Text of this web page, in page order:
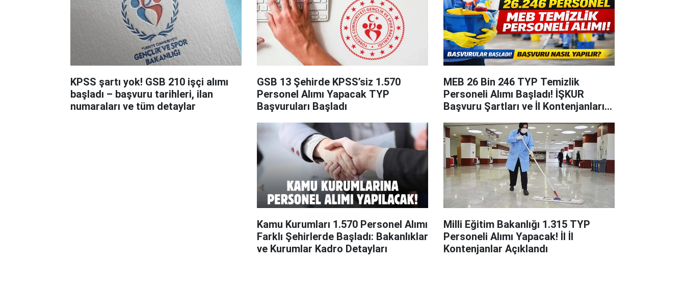
KPSS şartı yok! GSB 210 işçi alımı
başladı – başvuru tarihleri, ilan
numaraları ve tüm detaylar
GSB 13 Şehirde KPSS’siz 1.570
Personel Alımı Yapacak TYP
Başvuruları Başladı
MEB 26 Bin 246 TYP Temizlik
Personeli Alımı Başladı! İŞKUR
Başvuru Şartları ve İl Kontenjanları
Kamu Kurumları 1.570 Personel Alımı
Farklı Şehirlerde Başladı: Bakanlıklar
ve Kurumlar Kadro Detayları
Milli Eğitim Bakanlığı 1.315 TYP
Personeli Alımı Yapacak! İl İl
Kontenjanlar Açıklandı